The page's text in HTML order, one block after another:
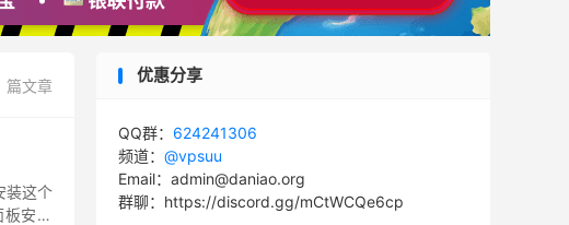
篇文章
装这个
安装
优惠分享
QQ群： 624241306
频道： @vpsuu
Email：admin@daniao.org
群聊：https://discord.gg/mCtWCQe6cp